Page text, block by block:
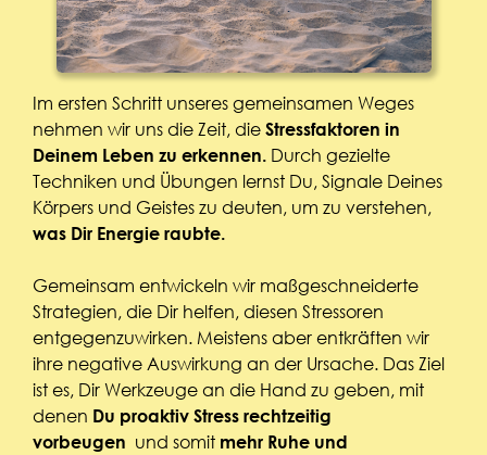
Im ersten Schritt unseres gemeinsamen Weges
nehmen wir uns die Zeit, die Stressfaktoren in
Deinem Leben zu erkennen. Durch gezielte
Techniken und Übungen lernst Du, Signale Deines
Körpers und Geistes zu deuten, um zu verstehen,
was Dir Energie raubte.
Gemeinsam entwickeln wir maßgeschneiderte
Strategien, die Dir helfen, diesen Stressoren
entgegenzuwirken. Meistens aber entkräften wir
ihre negative Auswirkung an der Ursache. Das Ziel
ist es, Dir Werkzeuge an die Hand zu geben, mit
denen Du proaktiv Stress rechtzeitig
vorbeugen und somit mehr Ruhe und